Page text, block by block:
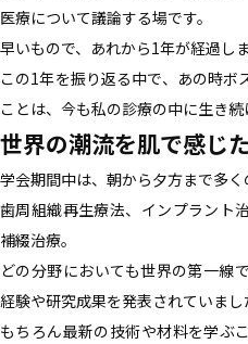
医療について議論する場です。
早いもので、あれから1年が経過しま
この1年を振り返る中で、あの時
ことは、今も私の診療の中に生き続
世界の潮流を肌で感じ
学会期間中は、朝から夕方まで多く
歯周組織再生療法、インプラント
補綴治療。
どの分野においても世界の第一線
経験や研究成果を発表されていまし
もちろん最新の技術や材料を学ぶ